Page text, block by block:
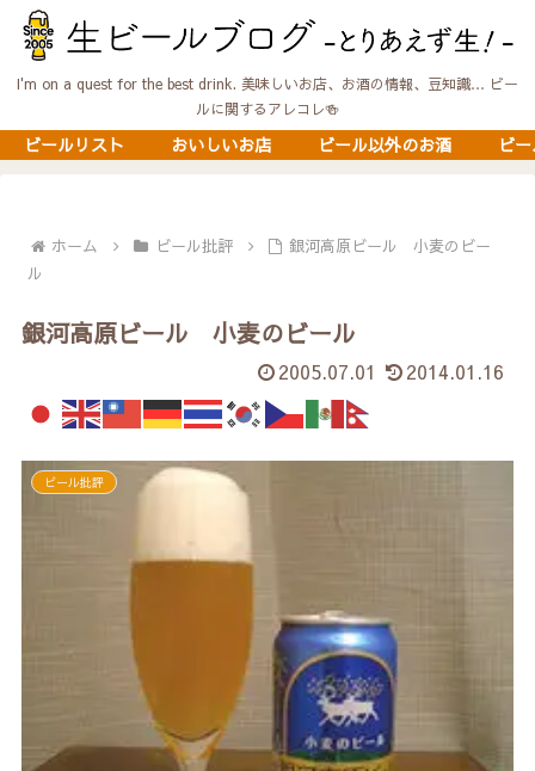
I'm on a quest for the best drink. 美味しいお店、お酒の情報、豆知識… ビー
ルに関するアレコレ🍻
ビールリスト おいしいお店 ビール以外のお酒 ビ
ホーム ビール批評
銀河高原ビール 小麦のビー
ル
銀河高原ビール 小麦のビール
2005.07.01 2014.01.16
ビール批評